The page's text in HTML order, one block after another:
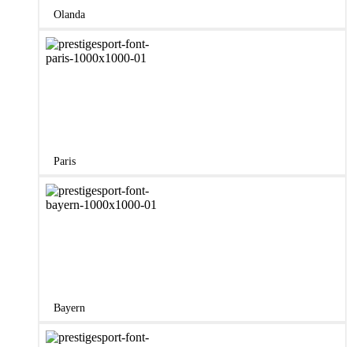
Olanda
Paris
Bayern